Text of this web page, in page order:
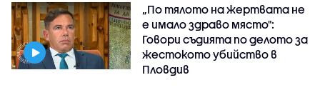
„По тялото на жертвата не
е имало здраво място":
Говори съдията по делото за
жестокото убийство в
Пловдив